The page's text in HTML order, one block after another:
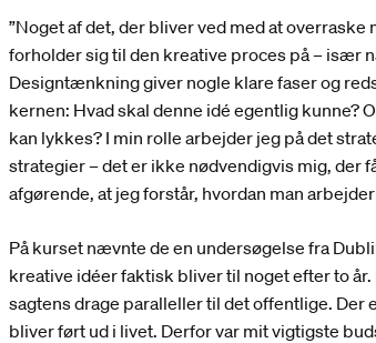
”Noget af det, der bliver ved med at
forholder sig til den kreative proces på – især
Designtænkning giver nogle klare faser og
kernen: Hvad skal denne idé egentlig kunne?
kan lykkes? I min rolle arbejder jeg på det
strategier – det er ikke nødvendigvis mig, der
afgørende, at jeg forstår, hvordan man
På kurset nævnte de en undersøgelse fra
kreative idéer faktisk bliver til noget efter to
sagtens drage paralleller til det offentlige. Der
bliver ført ud i livet. Derfor var mit vigtigste